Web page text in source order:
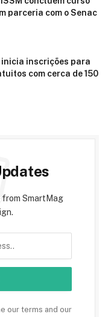
parceria com o Senac
inicia inscrições para
com cerca de 150
SmartMag
our terms and our